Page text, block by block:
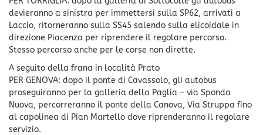
devieranno a sinistra per immettersi sulla SP62, arrivati a
Laccio, ritorneranno sulla SS45 salendo sulla elicoidale in
direzione Piacenza per riprendere il regolare percorso.
Stesso percorso anche per le corse non dirette.
A seguito della frana in località Prato
PER GENOVA: dopo il ponte di Cavassolo, gli autobus
proseguiranno per la galleria della Paglia – via Sponda
Nuova, percorreranno il ponte della Canova, Via Struppa fino
al capolinea di Pian Martello dove riprenderanno il regolare
servizio.